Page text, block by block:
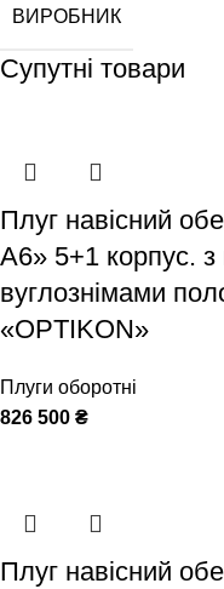
ВИРОБНИК
Супутні товари
Плуг навісний
А6» 5+1 корпус.
вуглознімами
«OPTIKON»
Плуги оборотні
826 500 ₴
Плуг навісний